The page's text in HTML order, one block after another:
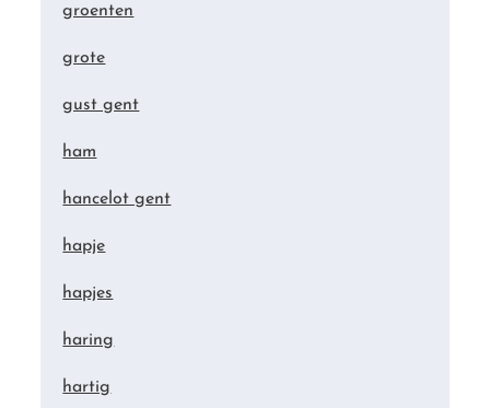
groenten
grote
gust gent
ham
hancelot gent
hapje
hapjes
haring
hartig